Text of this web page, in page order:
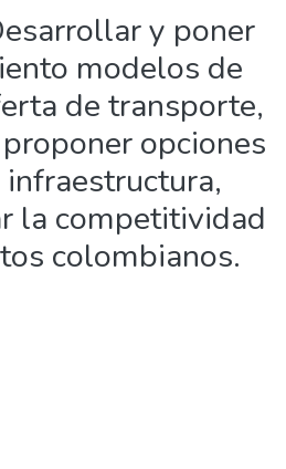
y poner
modelos de
de transporte,
opciones
la competitividad
colombianos.